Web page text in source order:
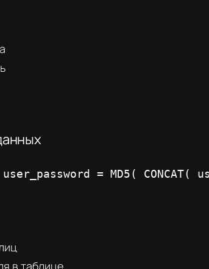
user_password = MD5(
в таблице